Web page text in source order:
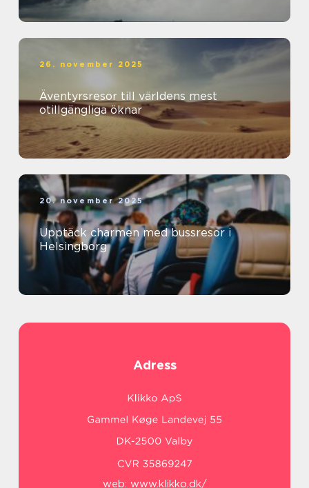
26. november 2025
Äventyrsresor till världens mest
otillgängliga öknar
20. november 2025
Upptäck charmen med bussresor i
Helsingborg
Adress
web: www.klikko.dk/